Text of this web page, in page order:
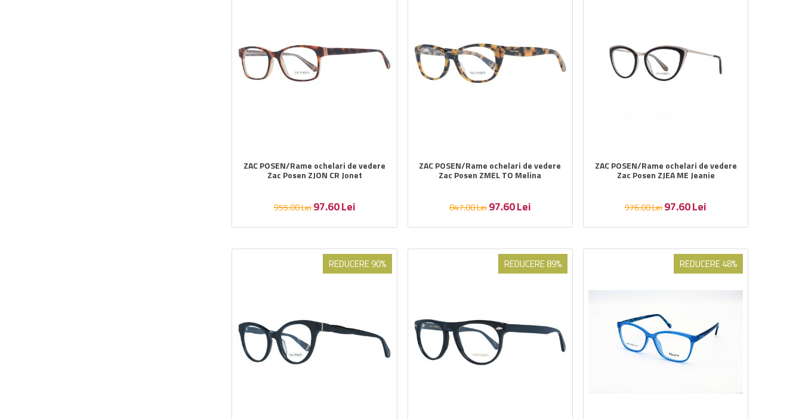
ZAC POSEN/Rame ochelari de vedere
Zac Posen ZJON CR Jonet
955.00Lei97.60Lei
ZAC POSEN/Rame ochelari de vedere
Zac Posen ZMEL TO Melina
847.00Lei97.60Lei
ZAC POSEN/Rame ochelari de vedere
Zac Posen ZJEA ME Jeanie
976.00Lei97.60Lei
REDUCERE 90% REDUCERE 89% REDUCERE 48%